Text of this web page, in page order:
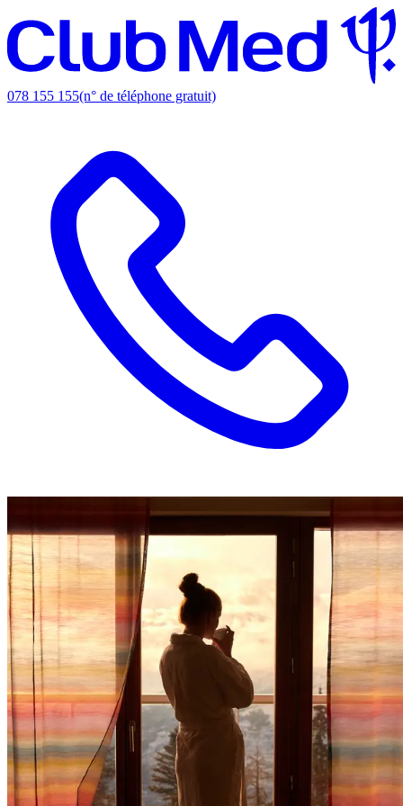
078 155 155(n° de téléphone gratuit)